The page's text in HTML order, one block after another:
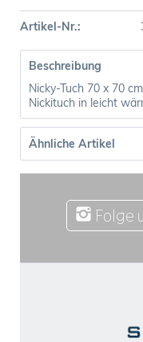
Artikel-Nr.:
Beschreibung
Nicky-Tuch 70 x 70
Nickituch in leicht
Ähnliche Artikel
Folge